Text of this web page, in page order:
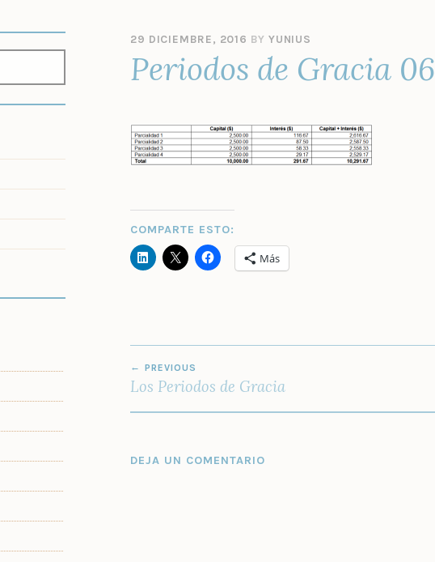
29 DICIEMBRE, 2016 BY YUNIUS
Periodos de Gracia 06
COMPARTE ESTO:
Más
DE
PREVIOUS
Los Periodos de Gracia
DEJA UN COMENTARIO